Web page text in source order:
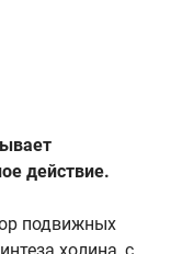
действие.
подвижных